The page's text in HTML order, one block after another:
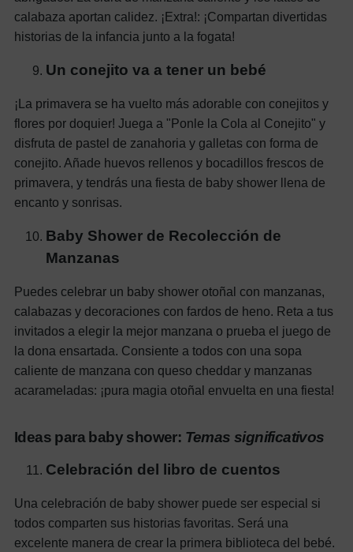
calabaza aportan calidez. ¡Extra!: ¡Compartan divertidas
historias de la infancia junto a la fogata!
Un conejito va a tener un bebé
¡La primavera se ha vuelto más adorable con conejitos y
flores por doquier! Juega a "Ponle la Cola al Conejito" y
disfruta de pastel de zanahoria y galletas con forma de
conejito. Añade huevos rellenos y bocadillos frescos de
primavera, y tendrás una fiesta de baby shower llena de
encanto y sonrisas.
Baby Shower de Recolección de
Manzanas
Puedes celebrar un baby shower otoñal con manzanas,
calabazas y decoraciones con fardos de heno. Reta a tus
invitados a elegir la mejor manzana o prueba el juego de
la dona ensartada. Consiente a todos con una sopa
caliente de manzana con queso cheddar y manzanas
acarameladas: ¡pura magia otoñal envuelta en una fiesta!
Ideas para baby shower: Temas significativos
Celebración del libro de cuentos
Una celebración de baby shower puede ser especial si
todos comparten sus historias favoritas. Será una
excelente manera de crear la primera biblioteca del bebé.